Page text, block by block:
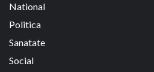
National
Politica
Sanatate
Social